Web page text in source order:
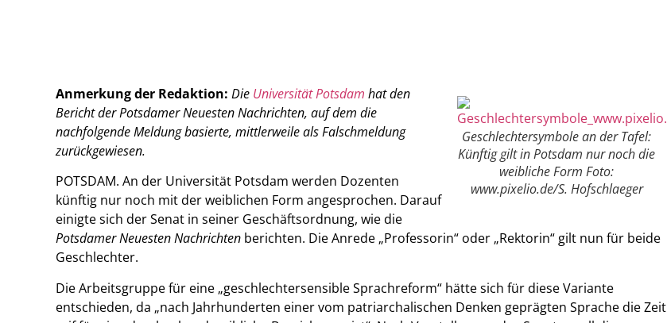
Geschlechtersymbole an der Tafel:
Künftig gilt in Potsdam nur noch die
weibliche Form Foto:
www.pixelio.de/S. Hofschlaeger
Anmerkung der Redaktion: Die Universität Potsdam hat den
Bericht der Potsdamer Neuesten Nachrichten, auf dem die
nachfolgende Meldung basierte, mittlerweile als Falschmeldung
zurückgewiesen.
POTSDAM. An der Universität Potsdam werden Dozenten
künftig nur noch mit der weiblichen Form angesprochen. Darauf
einigte sich der Senat in seiner Geschäftsordnung, wie die
Potsdamer Neuesten Nachrichten berichten. Die Anrede „Professorin“ oder „Rektorin“ gilt nun für beide
Geschlechter.
Die Arbeitsgruppe für eine „geschlechtersensible Sprachreform“ hätte sich für diese Variante
entschieden, da „nach Jahrhunderten einer vom patriarchalischen Denken geprägten Sprache die Zeit